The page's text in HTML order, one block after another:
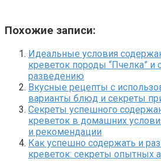
Похожие записи:
Идеальные условия
креветок породы “Пчелка” и
разведению
Вкусные рецепты с
варианты блюд и секреты
Секреты успешного
креветок в домашних
и рекомендации
Как успешно содержать и
креветок: секреты опытных